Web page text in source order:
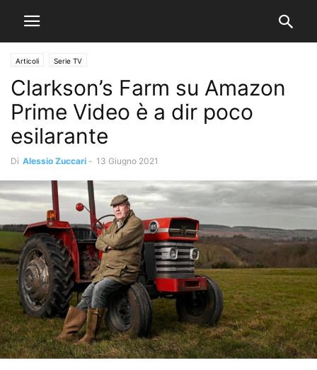
Articoli Serie TV
Clarkson’s Farm su Amazon
Prime Video è a dir poco
esilarante
Di Alessio Zuccari - 13 Giugno 2021